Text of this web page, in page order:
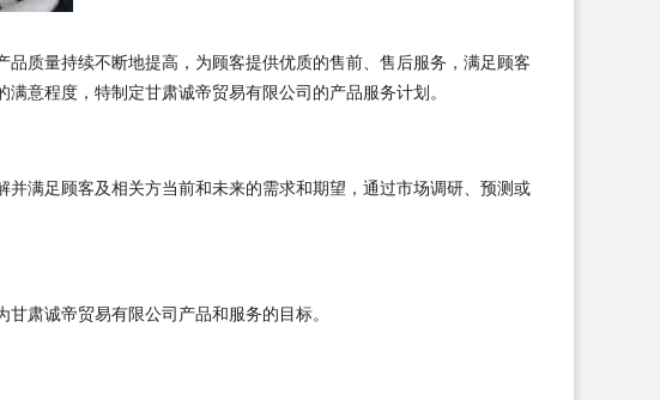
质量持续不断地提高，为顾客提供优质的售前、售后服务，满足顾客
意程度，特制定甘肃诚帝贸易有限公司的产品服务计划。
满足顾客及相关方当前和未来的需求和期望，通过市场调研、预测或
肃诚帝贸易有限公司产品和服务的目标。